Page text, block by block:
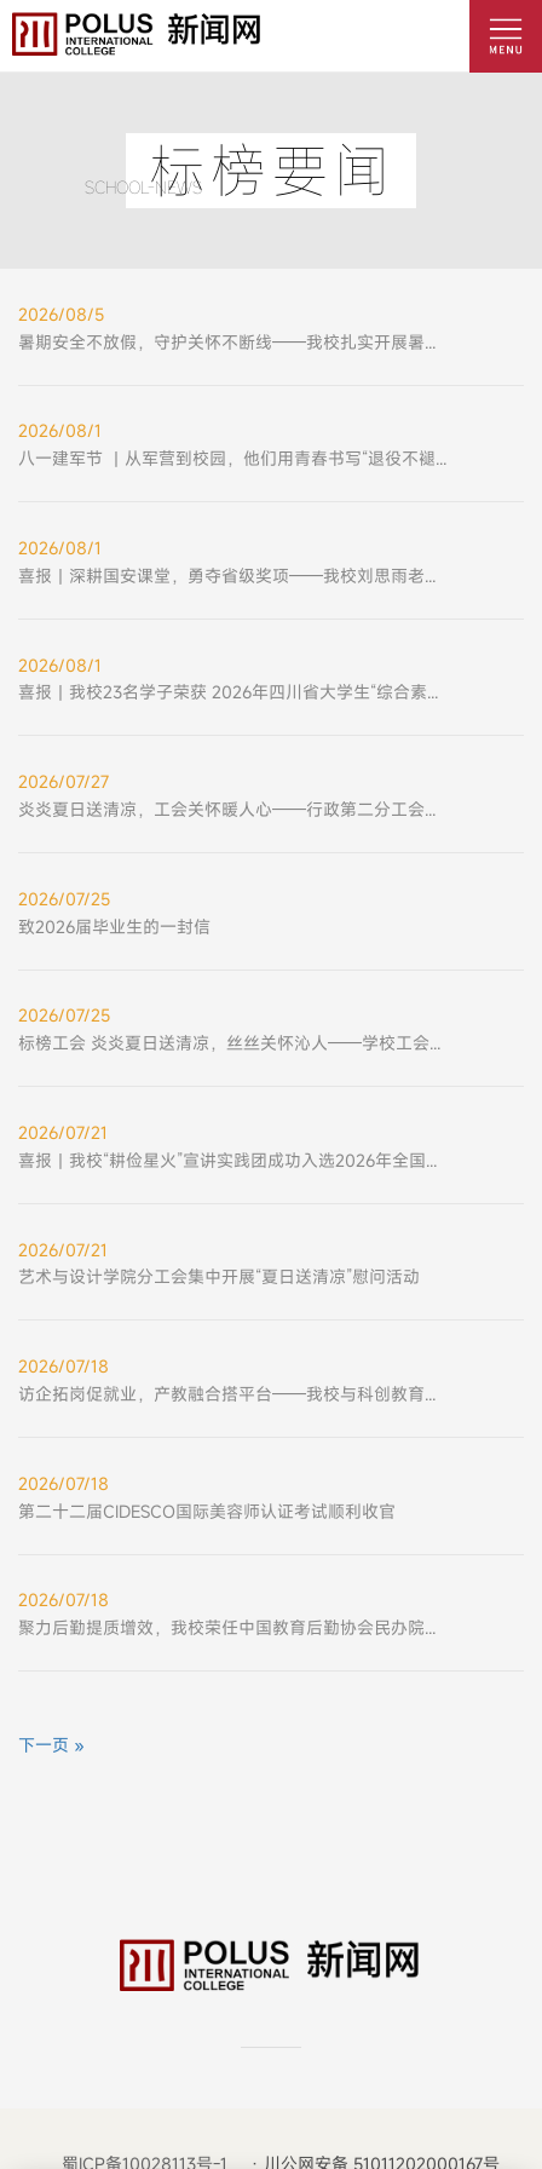
SCHOOL-NEWS标榜要闻
2026/08/5
暑期安全不放假，守护关怀不断线——我校扎实开展暑期学生安全教育工作
2026/08/1
八一建军节 丨从军营到校园，他们用青春书写“退役不褪色”的答卷
2026/08/1
喜报丨深耕国安课堂，勇夺省级奖项——我校刘思雨老师参加省级教学竞赛斩获二等奖
2026/08/1
喜报丨我校23名学子荣获 2026年四川省大学生“综合素质 A 级证书”
2026/07/27
炎炎夏日送清凉，工会关怀暖人心——行政第二分工会开展暑期送清凉慰问活动
2026/07/25
致2026届毕业生的一封信
2026/07/25
标榜工会 炎炎夏日送清凉，丝丝关怀沁人——学校工会开展暑期后勤值班人员防暑慰问活动
2026/07/21
喜报丨我校“耕俭星火”宣讲实践团成功入选2026年全国大学生“勤俭节约”宣讲团
2026/07/21
艺术与设计学院分工会集中开展“夏日送清凉”慰问活动
2026/07/18
访企拓岗促就业，产教融合搭平台——我校与科创教育企业深化校企协同育人合作
2026/07/18
第二十二届CIDESCO国际美容师认证考试顺利收官
2026/07/18
聚力后勤提质增效，我校荣任中国教育后勤协会民办院校后勤分会副主任单位
下一页 »
蜀ICP备10028113号-1 · 川公网安备 51011202000167号